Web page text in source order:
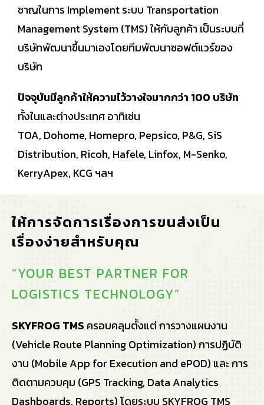
ชาญในการ Implement ระบบ Transportation
Management System (TMS) ให้กับลูกค้า เป็นระบบที่
บริษัทพัฒนาขึ้นมาเองโดยทีมพัฒนาซอฟต์แวร์ของ
บริษัท
ปัจจุบันมีลูกค้าให้ความไว้วางใจมากกว่า 100 บริษัท
ทั้งในและต่างประเทศ อาทิเช่น
TOA, Dohome, Homepro, Pepsico, P&G, SiS
Distribution, Ricoh, Hafele, Linfox, M-Senko,
KerryApex, KCG ฯลฯ
ให้การจัดการเรื่องการขนส่งเป็น
เรื่องง่ายสำหรับคุณ
“YOUR BEST PARTNER FOR
LOGISTICS TECHNOLOGY”
SKYFROG TMS ครอบคลุมตั้งแต่ การวางแผนงาน
(Vehicle Route Planning Optimization) การปฏิบัติ
งาน (Mobile App for Execution and ePOD) และ การ
ติดตามควบคุม (GPS Tracking, Data Analytics
Dashboards, Reports) โดยระบบ SKYFROG TMS